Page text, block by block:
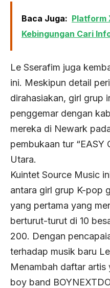
Baca Juga: Platform
Kebingungan Cari
Le Sserafim juga
ini. Meskipun detail
dirahasiakan, girl grup
penggemar dengan
mereka di Newark
pembukaan tur “EASY
Utara.
Kuintet Source Music
antara girl grup K-pop
yang pertama yang
berturut-turut di 10
200. Dengan
terhadap musik baru
Menambah daftar artis
boy band